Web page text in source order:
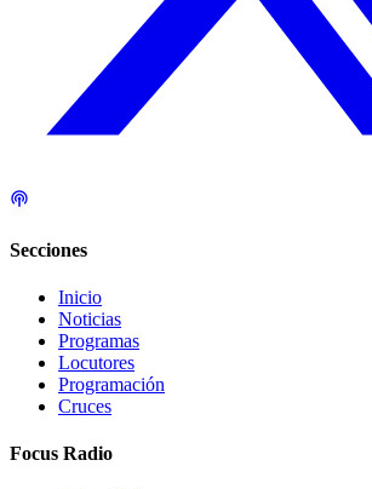
Secciones
Inicio
Noticias
Programas
Locutores
Programación
Cruces
Focus Radio